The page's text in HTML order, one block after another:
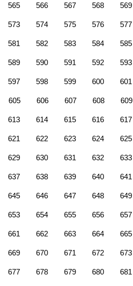
565 566 567 568 569
573 574 575 576 577
581 582 583 584 585
589 590 591 592 593
597 598 599 600 601
605 606 607 608 609
613 614 615 616 617
621 622 623 624 625
629 630 631 632 633
637 638 639 640 641
645 646 647 648 649
653 654 655 656 657
661 662 663 664 665
669 670 671 672 673
677 678 679 680 681